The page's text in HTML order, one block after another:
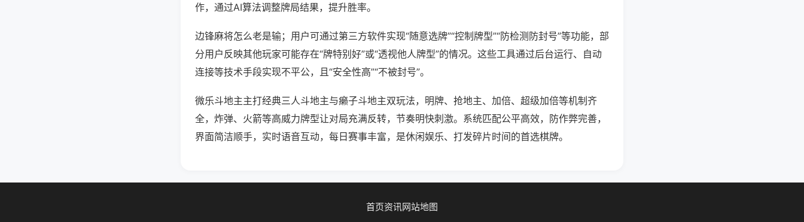
作，通过AI算法调整牌局结果，提升胜率。
边锋麻将怎么老是输；用户可通过第三方软件实现“随意选牌”“控制牌型”“防检测防封号”等功能，部
分用户反映其他玩家可能存在“牌特别好”或“透视他人牌型”的情况。这些工具通过后台运行、自动
连接等技术手段实现不平公，且“安全性高”“不被封号”。
微乐斗地主主打经典三人斗地主与癞子斗地主双玩法，明牌、抢地主、加倍、超级加倍等机制齐
全，炸弹、火箭等高威力牌型让对局充满反转，节奏明快刺激。系统匹配公平高效，防作弊完善，
界面简洁顺手，实时语音互动，每日赛事丰富，是休闲娱乐、打发碎片时间的首选棋牌。
首页资讯网站地图